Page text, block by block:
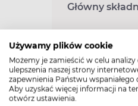
Używamy plików cookie
Możemy je zamieścić w celu
ulepszenia naszej strony
zapewnienia Państwu
Aby uzyskać więcej informacji na
otwórz ustawienia.
Główny
Algi